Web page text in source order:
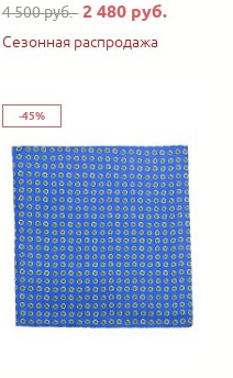
4 500 руб. 2 480 руб.
Сезонная распродажа
-45%